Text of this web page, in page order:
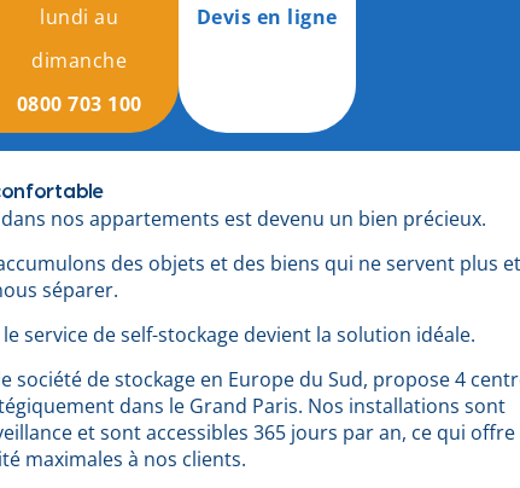
lundi au
dimanche
0800 703 100
Devis en ligne
dans nos appartements est devenu un bien précieux.
des objets et des biens qui ne servent plus
séparer.
le service de self-stockage devient la solution idéale.
société de stockage en Europe du Sud, propose 4
dans le Grand Paris. Nos installations sont
et sont accessibles 365 jours par an, ce qui
maximales à nos clients.